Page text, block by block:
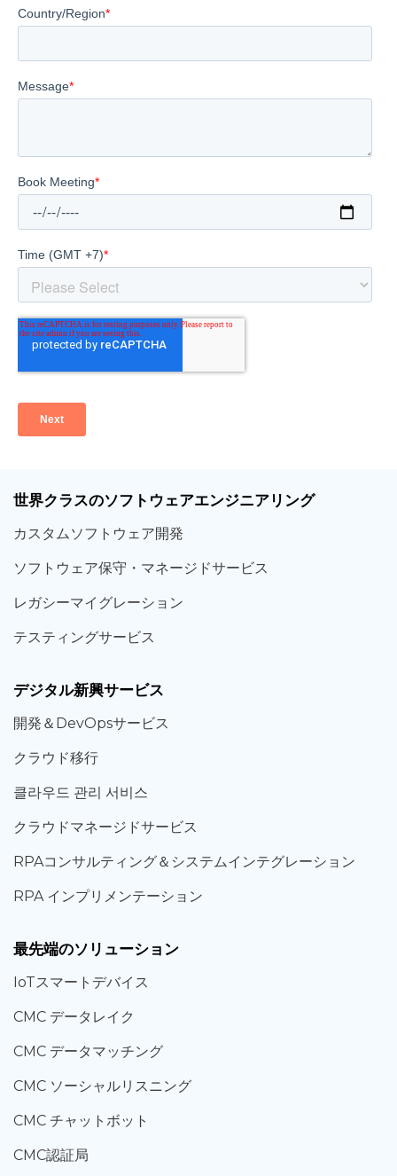
世界クラスのソフトウェアエンジニアリング
カスタムソフトウェア開発
ソフトウェア保守・マネージドサービス
レガシーマイグレーション
テスティングサービス
デジタル新興サービス
開発＆DevOpsサービス
クラウド移行
클라우드 관리 서비스
クラウドマネージドサービス
RPAコンサルティング＆システムインテグレーション
RPA インプリメンテーション
最先端のソリューション
IoTスマートデバイス
CMC データレイク
CMC データマッチング
CMC ソーシャルリスニング
CMC チャットボット
CMC認証局